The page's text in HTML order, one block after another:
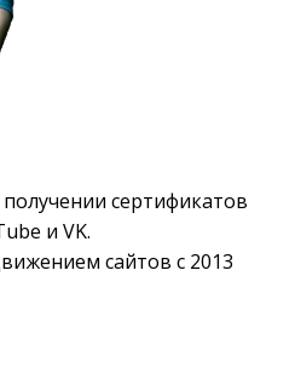
сертификатов
и VK.
сайтов с 2013